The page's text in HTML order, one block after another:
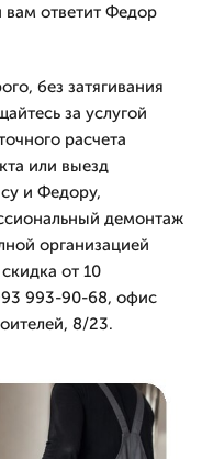
ответит Федор
без затягивания
за услугой
расчета
или выезд
и Федору,
демонтаж
организацией
от 10
993-90-68, офис
8/23.